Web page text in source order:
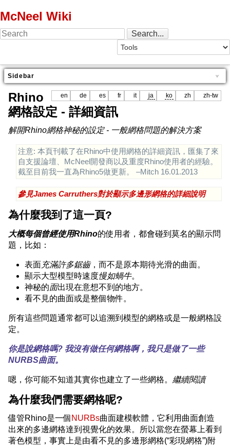
McNeel Wiki
Sidebar
en de es fr it ja ko zh zh-tw
Rhino
網格設定 - 詳細資訊
解開Rhino網格神秘的設定 - 一般網格問題的解決方案
注意: 本頁刊載了在Rhino中使用網格的詳細資訊，匯集了來
自支援論壇、McNeel開發商以及重度Rhino使用者的經驗。
截至目前我一直為Rhino5做更新。 –Mitch 16.01.2013
參見James Carruthers對於顯示多邊形網格的詳細說明
為什麼我到了這一頁?
大概每個曾經使用Rhino的使用者，都會碰到莫名的顯示問
題，比如：
表面充滿許多鋸齒，而不是原本期待光滑的曲面。
顯示大型模型時速度慢如蝸牛。
神秘的面出現在意想不到的地方。
看不見的曲面或是整個物件。
所有這些問題通常都可以追溯到模型的網格或是一般網格設
定。
你是說網格嗎? 我沒有做任何網格啊，我只是做了一些
NURBS曲面。
嗯，你可能不知道其實你也建立了一些網格。 繼續閱讀
為什麼我們需要網格呢?
儘管Rhino是一個 NURBs曲面建模軟體，它利用曲面創造
出來的多邊網格達到視覺化的效果。所以當您在螢幕上看到
著色模型，事實上是由看不見的多邊形網格(“彩現網格”)附